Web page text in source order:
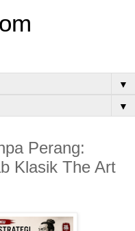
▼
▼
Perang:
Klasik The Art